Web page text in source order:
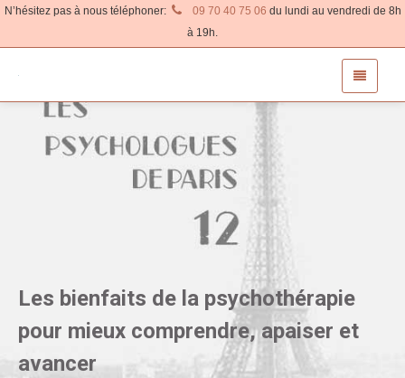
N’hésitez pas à nous téléphoner: 09 70 40 75 06 du lundi au vendredi de 8h
à 19h.
Les bienfaits de la psychothérapie
pour mieux comprendre, apaiser et
avancer